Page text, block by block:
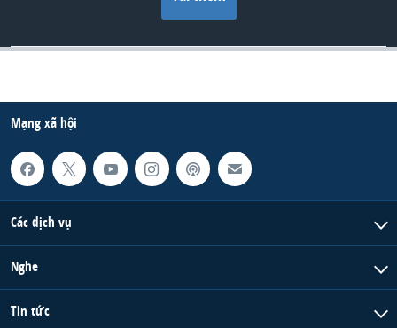
Mạng xã hội
Các dịch vụ
Nghe
Tin tức